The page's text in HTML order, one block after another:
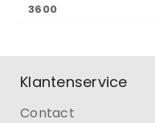
3600
Klantenservice
Contact